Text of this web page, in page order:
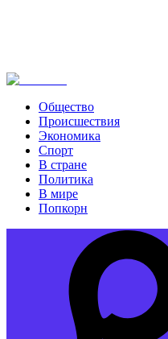
Общество
Происшествия
Экономика
Спорт
В стране
Политика
В мире
Попкорн